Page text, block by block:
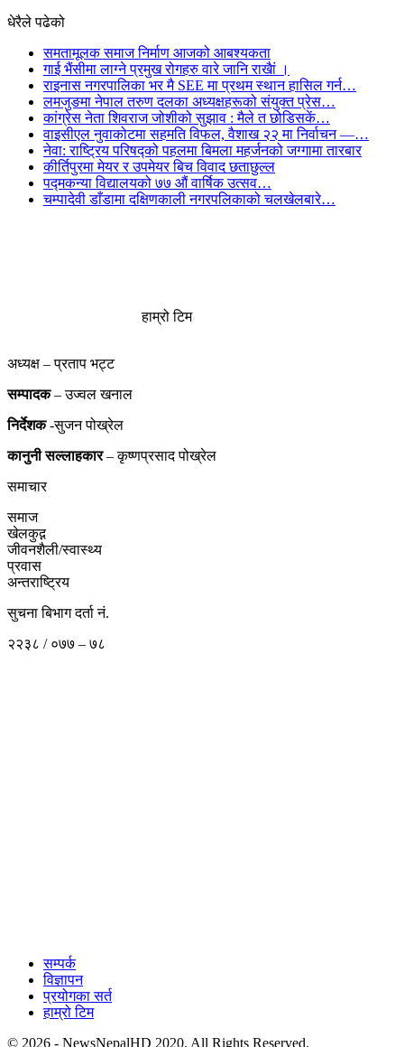
धेरैले पढेको
समतामूलक समाज निर्माण आजको आबश्यकता
गाई भैंसीमा लाग्ने प्रमुख रोगहरु वारे जानि राखैां ।
राइनास नगरपालिका भर मै SEE मा प्रथम स्थान हासिल गर्न…
लमजुङमा नेपाल तरुण दलका अध्यक्षहरूको संयुक्त प्रेस…
कांग्रेस नेता शिवराज जोशीको सुझाव : मैले त छोडिसकें…
वाइसीएल नुवाकोटमा सहमति विफल, वैशाख २२ मा निर्वाचन —…
नेवा: राष्ट्रिय परिषद्को पहलमा बिमला महर्जनको जग्गामा तारबार
कीर्तिपुरमा मेयर र उपमेयर बिच विवाद छताछुल्ल
पद्मकन्या विद्यालयको ७७ औं ‌‌वार्षिक ‌उत्सव…
चम्पादेवी डाँडामा दक्षिणकाली नगरपलिकाको चलखेलबारे…
हाम्रो टिम
अध्यक्ष – प्रताप भट्ट
सम्पादक– उज्वल खनाल
निर्देशक-सुजन पोख्रेल
कानुनी सल्लाहकार– कृष्णप्रसाद पोख्रेल
समाचार
समाज
खेलकुद़़
जीवनशैली/स्वास्थ्य
प्रवास
अन्तराष्ट्रिय
सुचना बिभाग दर्ता नं.
२२३८ / ०७७ – ७८
सम्पर्क
विज्ञापन
प्रयोगका सर्त
हाम्रो टिम
© 2026 - NewsNepalHD 2020. All Rights Reserved.